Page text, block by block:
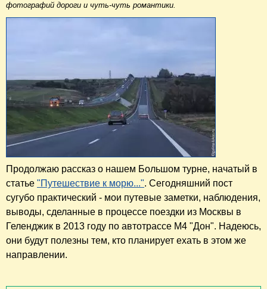
фотографий дороги и чуть-чуть романтики.
Продолжаю рассказ о нашем Большом турне, начатый в
статье "Путешествие к морю...". Сегодняшний пост
сугубо практический - мои путевые заметки, наблюдения,
выводы, сделанные в процессе поездки из Москвы в
Геленджик в 2013 году по автотрассе М4 "Дон". Надеюсь,
они будут полезны тем, кто планирует ехать в этом же
направлении.